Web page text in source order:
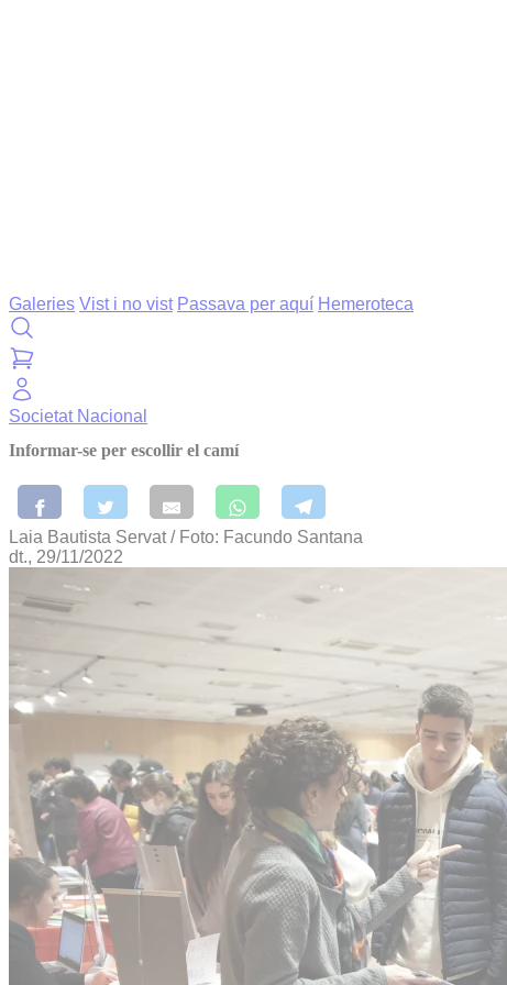
Galeries Vist i no vist Passava per aquí Hemeroteca
Societat Nacional
Informar-se per escollir el camí
Laia Bautista Servat / Foto: Facundo Santana
dt., 29/11/2022